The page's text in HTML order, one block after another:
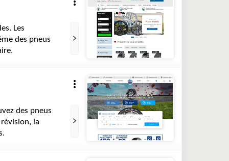
Les
des pneus
des pneus
la